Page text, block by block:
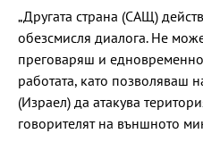
„Другата страна (САЩ)
обезсмисля диалога. Не
преговаряш и
работата, като позволяваш
(Израел) да атакува
говорителят на външното